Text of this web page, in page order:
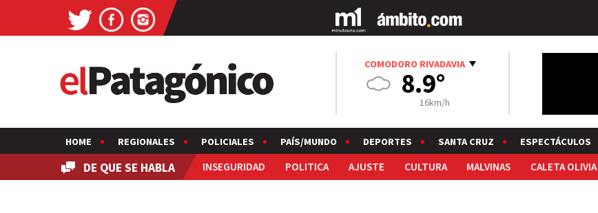
COMODORO RIVADAVIA
8.9°
16km/h
HOME REGIONALES POLICIALES PAÍS/MUNDO DEPORTES SANTA CRUZ ESPECTÁCULOS
DE QUE SE HABLA INSEGURIDAD POLITICA AJUSTE CULTURA MALVINAS CALETA OLIVIA